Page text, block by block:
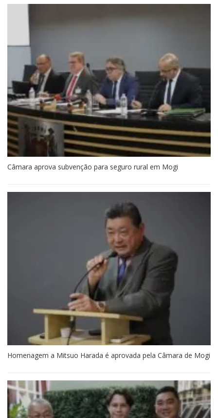
Câmara aprova subvenção para seguro rural em Mogi
Homenagem a Mitsuo Harada é aprovada pela Câmara de Mogi